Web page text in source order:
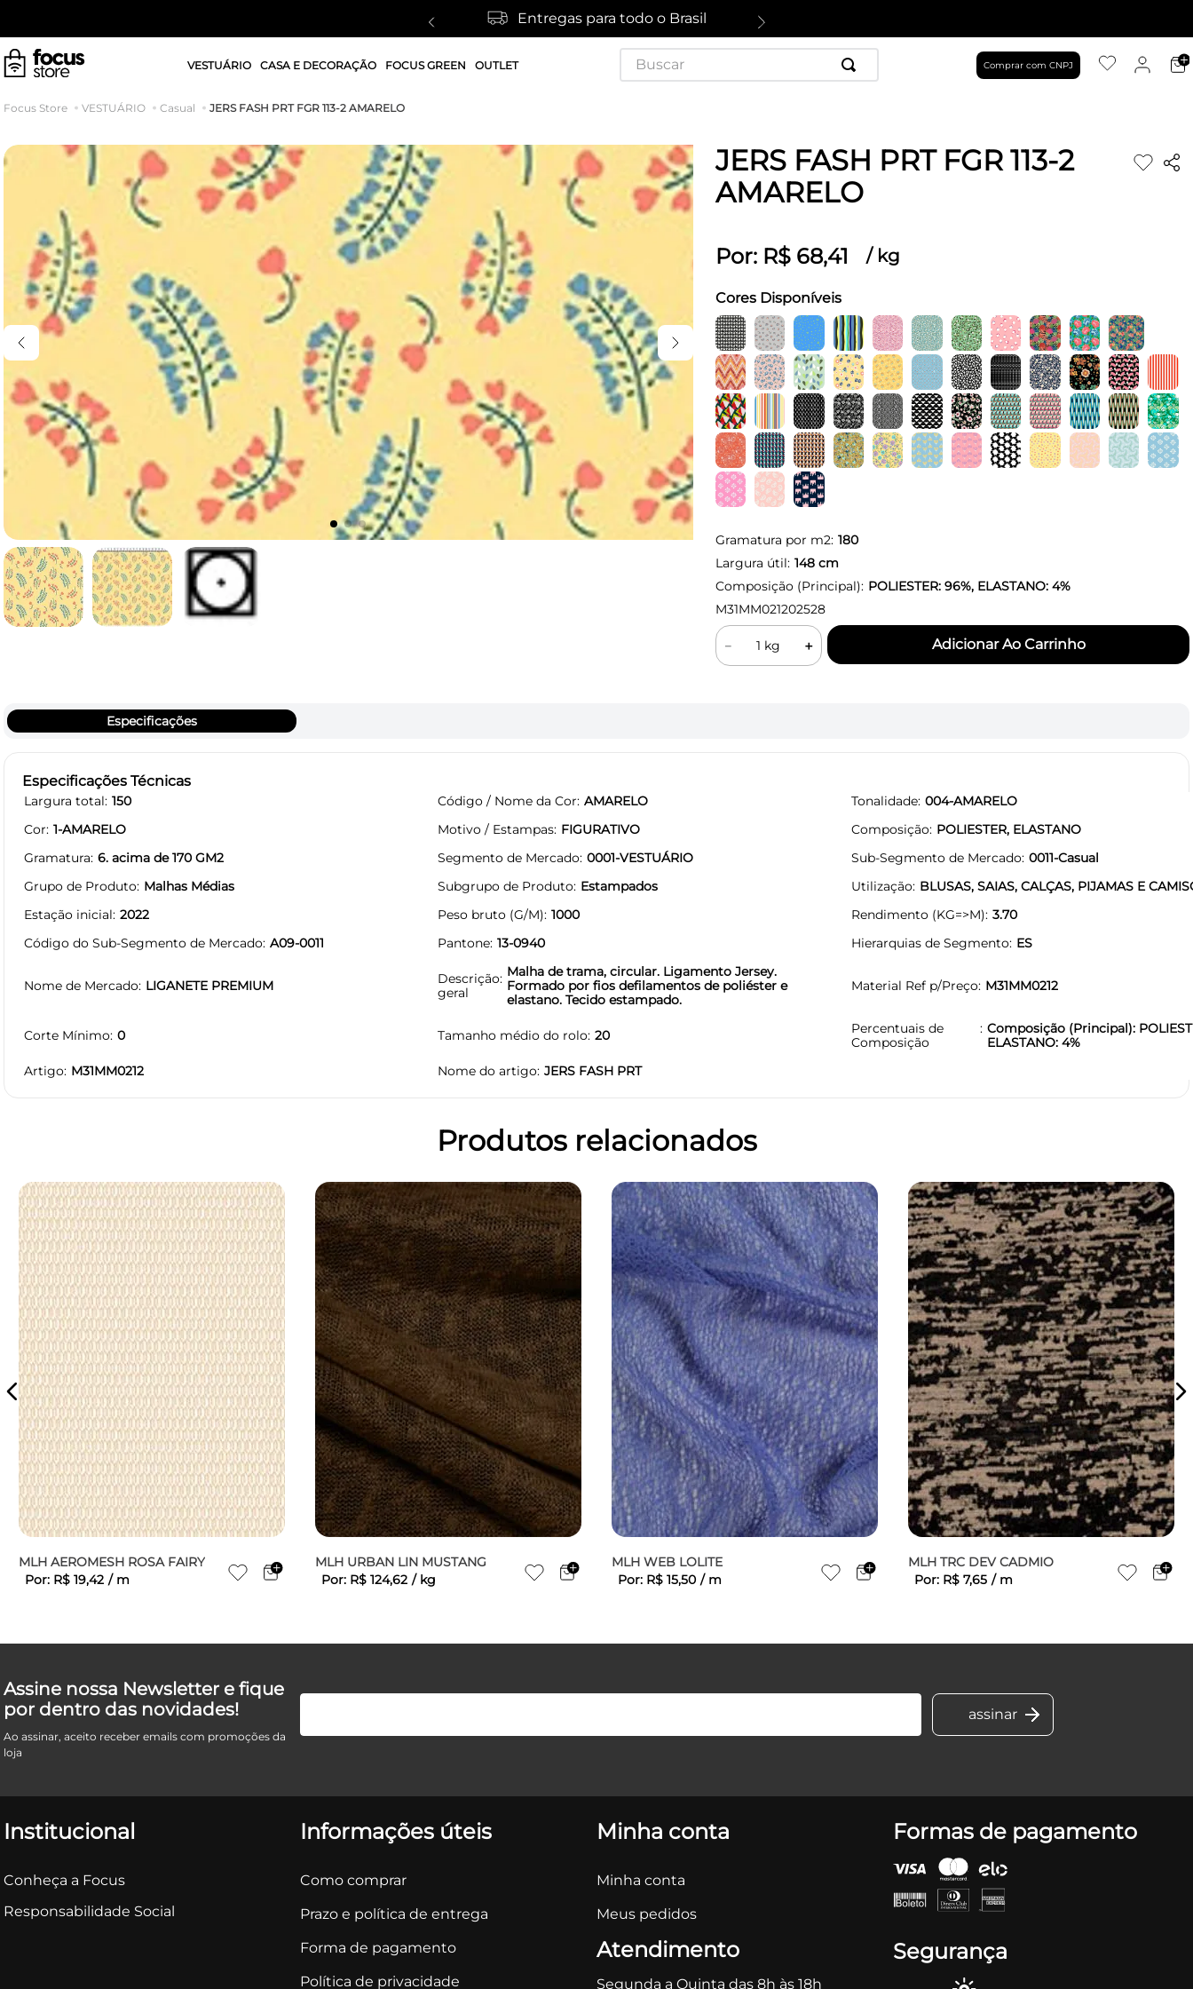
Entregas para todo o Brasil
VESTUÁRIO CASA E DECORAÇÃO FOCUS GREEN OUTLET
Buscar
Comprar com CNPJ
VESTUÁRIO Casual JERS FASH PRT FGR 113-2 AMARELO
JERS FASH PRT FGR 113-2
AMARELO
Por: R$ 68,41 / kg
Cores Disponíveis
Gramatura por m2: 180
Largura útil: 148cm
Composição (Principal): POLIESTER: 96%, ELASTANO: 4%
M31MM021202528
＋
－
Especificações
Especificações Técnicas
Largura total 150 Código / Nome da Cor AMARELO Tonalidade 004-AMARELO
Cor 1-AMARELO Motivo / Estampas FIGURATIVO Composição POLIESTER, ELASTANO
Gramatura 6. acima de 170 GM2 Segmento de Mercado 0001-VESTUÁRIO Sub-Segmento de Mercado 0011-Casual
Grupo de Produto Malhas Médias Subgrupo de Produto Estampados Utilização BLUSAS, SAIAS, CALÇAS, PIJAMAS E
Estação inicial 2022 Peso bruto (G/M) 1000 Rendimento (KG=>M) 3.70
Código do Sub-Segmento de Mercado A09-0011 Pantone 13-0940 Hierarquias de Segmento ES
Nome de Mercado LIGANETE PREMIUM
Descrição
geral
Malha de trama, circular. Ligamento Jersey.
Formado por fios defilamentos de poliéster e
elastano. Tecido estampado.
Material Ref p/Preço M31MM0212
Corte Mínimo 0 Tamanho médio do rolo 20
Percentuais de
Composição
Composição (Principal):
ELASTANO: 4%
Artigo M31MM0212 Nome do artigo JERS FASH PRT
Produtos relacionados
MLH AEROMESH ROSA FAIRY
Por: R$ 19,42 / m
MLH URBAN LIN MUSTANG
Por: R$ 124,62 / kg
MLH WEB LOLITE
Por: R$ 15,50 / m
MLH TRC DEV CADMIO
Por: R$ 7,65 / m
Assine nossa Newsletter e fique
por dentro das novidades!
Ao assinar, aceito receber emails com promoções da
loja
Institucional
Conheça a Focus
Responsabilidade Social
Informações úteis
Como comprar
Prazo e política de entrega
Forma de pagamento
Política de privacidade
Minha conta
Minha conta
Meus pedidos
Atendimento
Segunda a Quinta das 8h às 18h
Formas de pagamento
Segurança